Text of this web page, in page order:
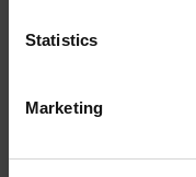
Statistics
Marketing
Leggi tutte le news